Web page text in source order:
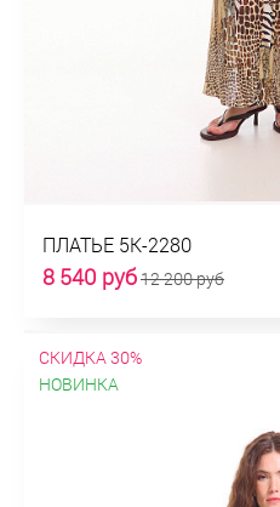
ПЛАТЬЕ 5К-2280
8 540 руб12 200 руб
СКИДКА 30%
НОВИНКА